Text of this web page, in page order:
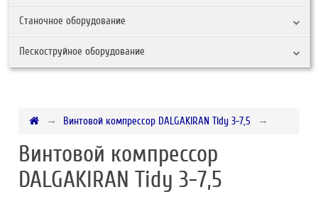
Станочное оборудование
Пескоструйное оборудование
Винтовой компрессор DALGAKIRAN Tidy 3-7,5
Винтовой компрессор
DALGAKIRAN Tidy 3-7,5